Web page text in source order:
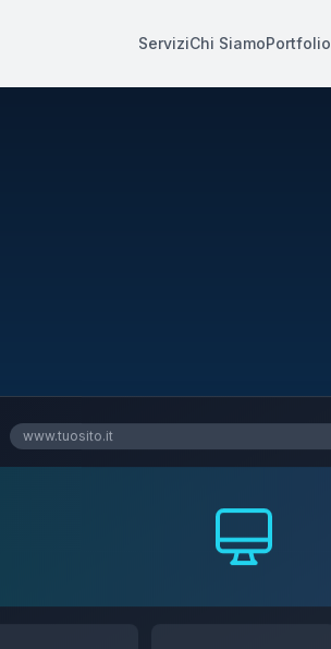
ServiziChi SiamoPortfolio
www.tuosito.it